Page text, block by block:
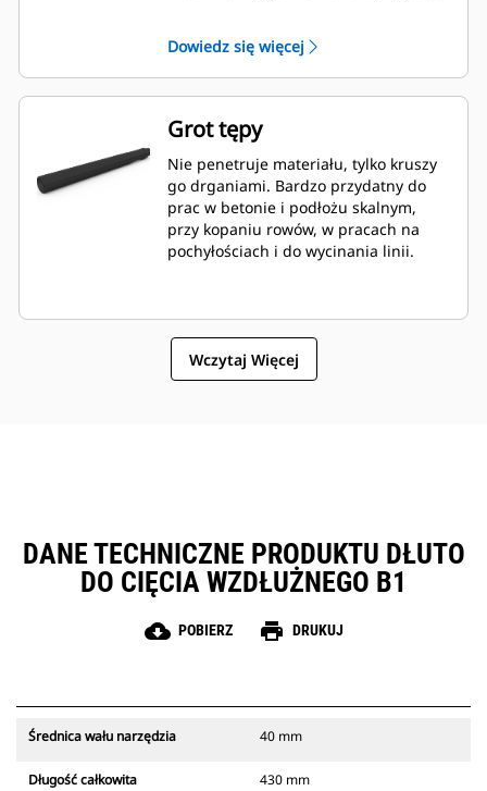
Dowiedz się więcej
Grot tępy
Nie penetruje materiału, tylko kruszy
go drganiami. Bardzo przydatny do
prac w betonie i podłożu skalnym,
przy kopaniu rowów, w pracach na
pochyłościach i do wycinania linii.
Wczytaj Więcej
DANE TECHNICZNE PRODUKTU DŁUTO
DO CIĘCIA WZDŁUŻNEGO B1
cloud_download POBIERZ print DRUKUJ
Średnica wału narzędzia 40 mm
Długość całkowita 430 mm